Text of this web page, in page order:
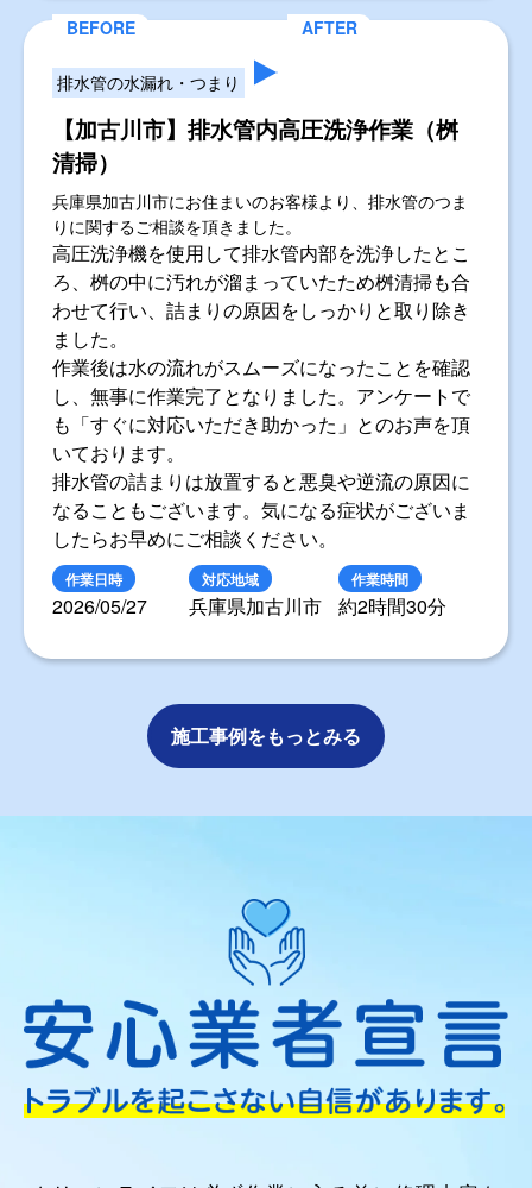
排水管の水漏れ・つまり
【加古川市】排水管内高圧洗浄作業（桝
清掃）
兵庫県加古川市にお住まいのお客様より、排水管のつま
りに関するご相談を頂きました。
高圧洗浄機を使用して排水管内部を洗浄したとこ
ろ、桝の中に汚れが溜まっていたため桝清掃も合
わせて行い、詰まりの原因をしっかりと取り除き
ました。
作業後は水の流れがスムーズになったことを確認
し、無事に作業完了となりました。アンケートで
も「すぐに対応いただき助かった」とのお声を頂
いております。
排水管の詰まりは放置すると悪臭や逆流の原因に
なることもございます。気になる症状がございま
したらお早めにご相談ください。
作業日時
2026/05/27
対応地域
兵庫県加古川市
作業時間
約2時間30分
施工事例をもっとみる